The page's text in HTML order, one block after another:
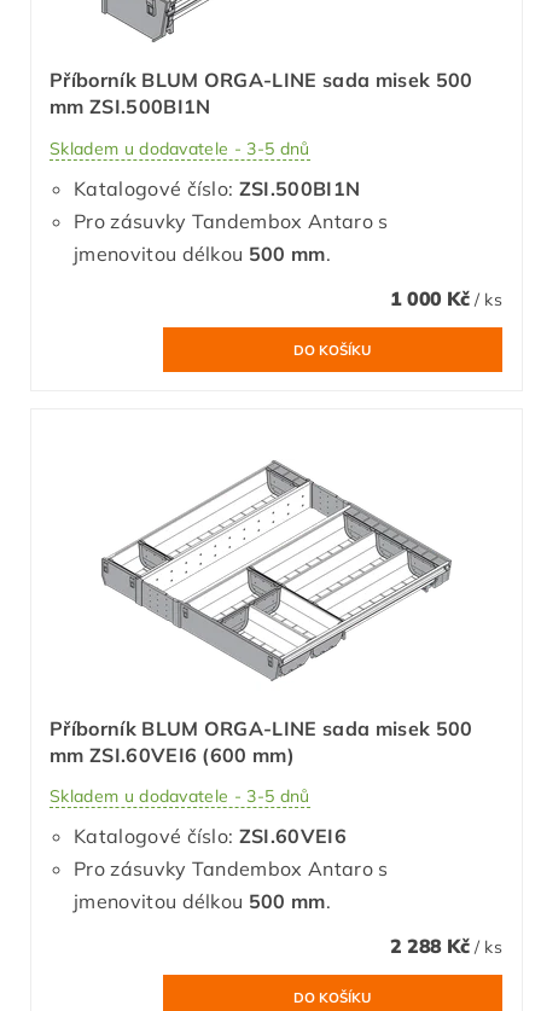
Příborník BLUM ORGA-LINE sada misek 500
mm ZSI.500BI1N
Skladem u dodavatele - 3-5 dnů
Katalogové číslo: ZSI.500BI1N
Pro zásuvky Tandembox Antaro s
jmenovitou délkou 500 mm.
1 000 Kč / ks
Příborník BLUM ORGA-LINE sada misek 500
mm ZSI.60VEI6 (600 mm)
Skladem u dodavatele - 3-5 dnů
Katalogové číslo: ZSI.60VEI6
Pro zásuvky Tandembox Antaro s
jmenovitou délkou 500 mm.
2 288 Kč / ks